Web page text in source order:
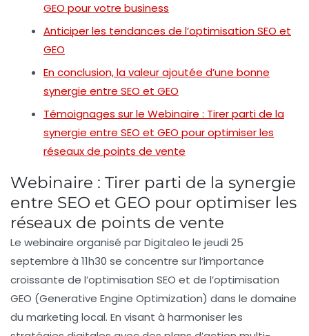
GEO pour votre business
Anticiper les tendances de l’optimisation SEO et
GEO
En conclusion, la valeur ajoutée d’une bonne
synergie entre SEO et GEO
Témoignages sur le Webinaire : Tirer parti de la
synergie entre SEO et GEO pour optimiser les
réseaux de points de vente
Webinaire : Tirer parti de la synergie
entre SEO et GEO pour optimiser les
réseaux de points de vente
Le webinaire organisé par Digitaleo le jeudi 25
septembre à 11h30 se concentre sur l’importance
croissante de l’optimisation SEO et de l’optimisation
GEO (Generative Engine Optimization) dans le domaine
du marketing local. En visant à harmoniser les